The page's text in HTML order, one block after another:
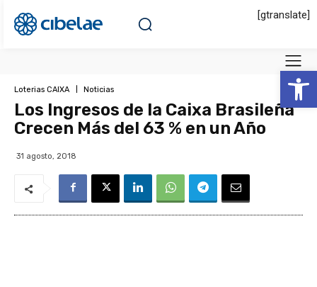
Abrir
[gtranslate]
Loterias CAIXA Noticias
Los Ingresos de la Caixa Brasileña
Crecen Más del 63 % en un Año
31 agosto, 2018